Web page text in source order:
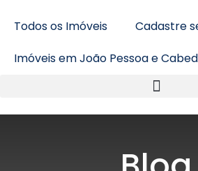
Todos os Imóveis
Cadastre
Imóveis em João Pessoa e